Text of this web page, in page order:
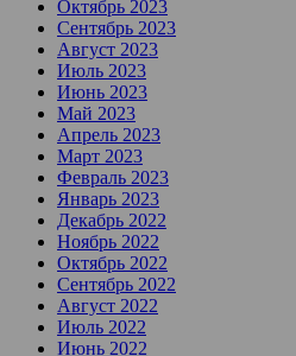
Октябрь 2023
Сентябрь 2023
Август 2023
Июль 2023
Июнь 2023
Май 2023
Апрель 2023
Март 2023
Февраль 2023
Январь 2023
Декабрь 2022
Ноябрь 2022
Октябрь 2022
Сентябрь 2022
Август 2022
Июль 2022
Июнь 2022